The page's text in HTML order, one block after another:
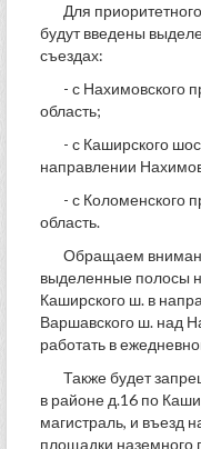
Для
будут введены
съездах:
- с Нахимовского
область;
- с Каширского
направлении
- с Коломенского
область.
Обращаем
выделенные полосы
Каширского ш. в
Варшавского ш. над
работать в
Также будет
в районе д.16 по
магистраль, и въезд
площадки наземного